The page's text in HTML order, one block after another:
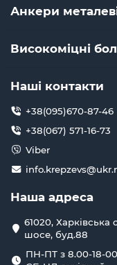
Анкери
Високоміцні
Наші контакти
+38(095)670-87-46
+38(067) 571-16-73
Viber
Наша адреса
61020, Харківська
шосе, буд.88
ПН-ПТ з 8.00-18-00